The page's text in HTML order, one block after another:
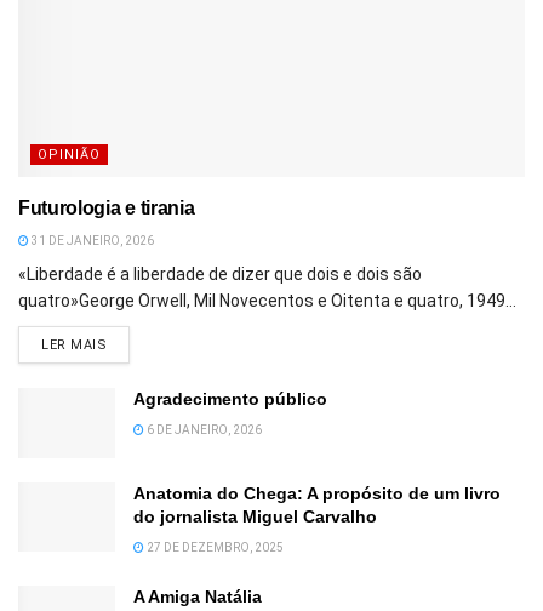
OPINIÃO
Futurologia e tirania
31 DE JANEIRO, 2026
«Liberdade é a liberdade de dizer que dois e dois são
quatro»George Orwell, Mil Novecentos e Oitenta e quatro, 1949...
LER MAIS
Agradecimento público
6 DE JANEIRO, 2026
Anatomia do Chega: A propósito de um livro
do jornalista Miguel Carvalho
27 DE DEZEMBRO, 2025
A Amiga Natália